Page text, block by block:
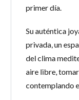
primer día.
Su auténtica
privada, un
del clima
aire libre,
contemplando